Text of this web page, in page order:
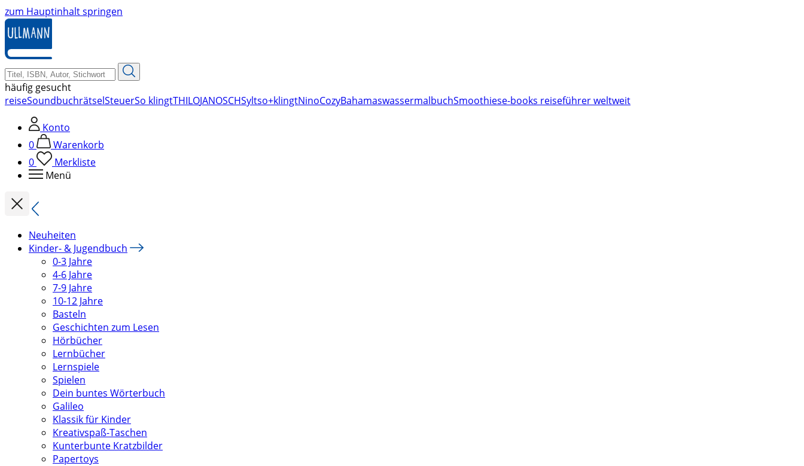
zum Hauptinhalt springen
häufig gesucht
reiseSoundbuchrätselSteuerSo klingtTHILOJANOSCHSyltso+klingtNinoCozyBahamaswassermalbuchSmoothiese-books reiseführer weltweit
Konto
0
Warenkorb
0
Merkliste
Menü
Neuheiten
Kinder- & Jugendbuch
0-3 Jahre
4-6 Jahre
7-9 Jahre
10-12 Jahre
Basteln
Geschichten zum Lesen
Hörbücher
Lernbücher
Lernspiele
Spielen
Dein buntes Wörterbuch
Galileo
Klassik für Kinder
Kreativspaß-Taschen
Kunterbunte Kratzbilder
Papertoys